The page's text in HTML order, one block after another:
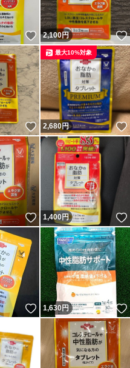
いいね！
2,100円
いいね！
2,680円
最大10%対象
いいね！
1,400円
いいね！
1,630円